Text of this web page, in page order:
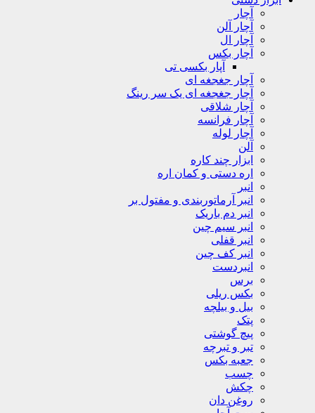
آچار
آچار آلن
آچار ال
آچار بکس
آپار بکسی تی
آچار جغجغه ای
آچار جغجغه ای یک سر رینگ
آچار شلاقی
آچار فرانسه
آچار لوله
آلن
ابزار چند کاره
اره دستی و کمان اره
انبر
انبر آرماتوربندی و مفتول بر
انبر دم باریک
انبر سیم چین
انبر قفلی
انبر کف چین
انبردست
برس
بکس ریلی
بیل و بیلچه
پتک
پیچ گوشتی
تبر و تبرچه
جعبه بکس
چسب
چکش
روغن دان